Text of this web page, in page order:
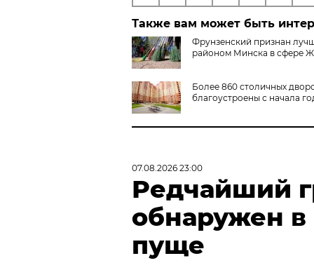
Также вам может быть
Фрунзенский признан
районом Минска в сфере
Более 860 столичных
благоустроены с начала
07.08.2026 23:00
Редчайший
обнаружен
пуще